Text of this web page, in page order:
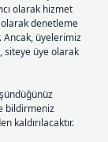
olarak hizmet
denetleme
Ancak, üyelerimiz
siteye üye olarak
bildirmeniz
kaldırılacaktır.